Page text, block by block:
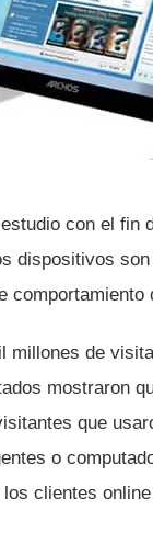
con el
dispositivos
comportamiento
millones de
mostraron
que
o
clientes